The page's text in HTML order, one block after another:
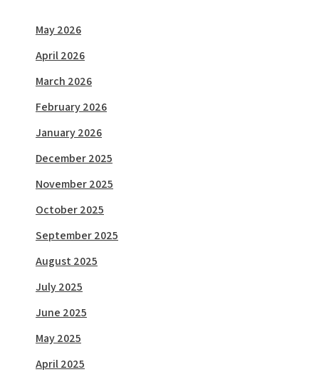
May 2026
April 2026
March 2026
February 2026
January 2026
December 2025
November 2025
October 2025
September 2025
August 2025
July 2025
June 2025
May 2025
April 2025